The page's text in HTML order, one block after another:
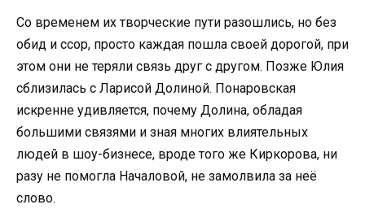
Со временем их творческие пути разошлись, но без
обид и ссор, просто каждая пошла своей дорогой, при
этом они не теряли связь друг с другом. Позже Юлия
сблизилась с Ларисой Долиной. Понаровская
искренне удивляется, почему Долина, обладая
большими связями и зная многих влиятельных
людей в шоу-бизнесе, вроде того же Киркорова, ни
разу не помогла Началовой, не замолвила за неё
слово.